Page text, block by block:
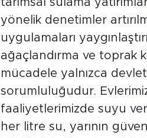
tarımsal sulama
yönelik denetimler
uygulamaları
ağaçlandırma ve toprak
mücadele yalnızca
sorumluluğudur.
faaliyetlerimizde suyu
her litre su, yarının